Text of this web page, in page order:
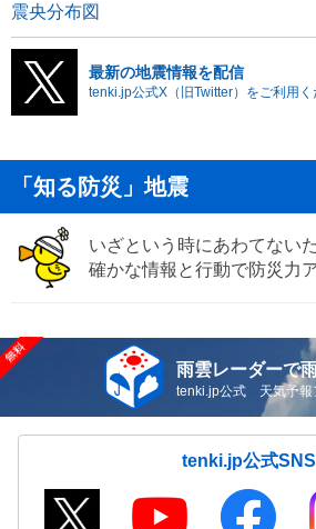
震央分布図
最新の地震情報を配信
tenki.jp公式X（旧Twitter）をご利用く
「知る防災」地震
いざという時にあわてない
確かな情報と行動で防災力
雨雲レーダーで
tenki.jp公式 天気予報
tenki.jp公式SNS